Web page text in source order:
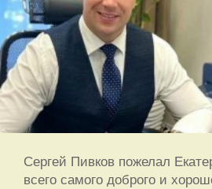
Сергей Пивков пожелал
всего самого доброго и